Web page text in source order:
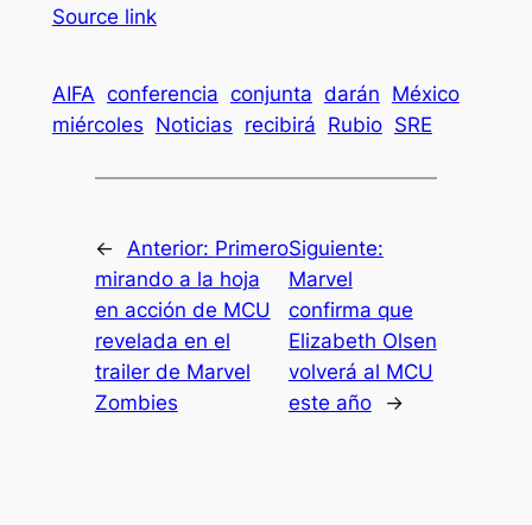
Source link
AIFA conferencia conjunta darán México
miércoles Noticias recibirá Rubio SRE
← Anterior: Primero
mirando a la hoja
en acción de MCU
revelada en el
trailer de Marvel
Zombies
Siguiente:
Marvel
confirma que
Elizabeth Olsen
volverá al MCU
este año
→